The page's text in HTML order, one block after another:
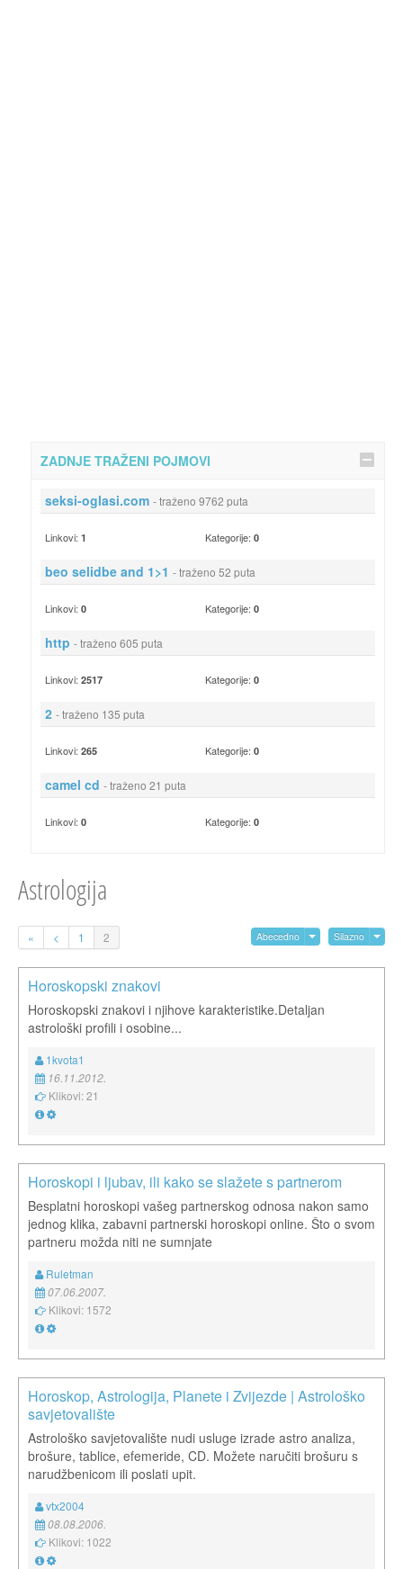
ZADNJE TRAŽENI POJMOVI
seksi-oglasi.com - traženo 9762 puta
Linkovi: 1 Kategorije:0
beo selidbe and 1>1 - traženo 52 puta
Linkovi: 0 Kategorije:0
http - traženo 605 puta
Linkovi: 2517 Kategorije:0
2 - traženo 135 puta
Linkovi: 265 Kategorije:0
camel cd - traženo 21 puta
Linkovi: 0 Kategorije:0
Astrologija
Abecedno Silazno
« < 1 2
Horoskopski znakovi
Horoskopski znakovi i njihove karakteristike.Detaljan
astrološki profili i osobine...
1kvota1
16.11.2012.
Klikovi: 21
Horoskopi i ljubav, ili kako se slažete s partnerom
Besplatni horoskopi vašeg partnerskog odnosa nakon samo
jednog klika, zabavni partnerski horoskopi online. Što o svom
partneru možda niti ne sumnjate
Ruletman
07.06.2007.
Klikovi: 1572
Horoskop, Astrologija, Planete i Zvijezde | Astrološko
savjetovalište
Astrološko savjetovalište nudi usluge izrade astro analiza,
brošure, tablice, efemeride, CD. Možete naručiti brošuru s
narudžbenicom ili poslati upit.
vtx2004
08.08.2006.
Klikovi: 1022